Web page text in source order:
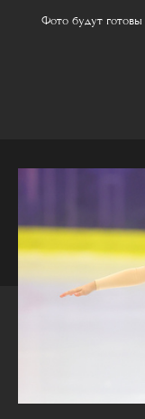
Фото будут